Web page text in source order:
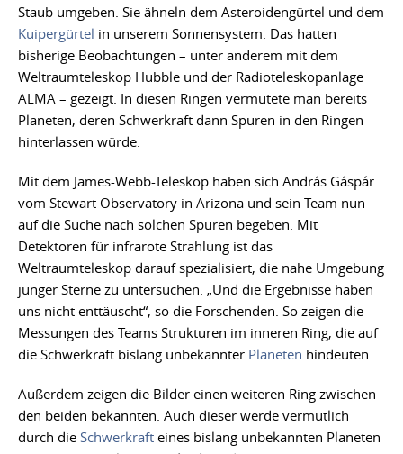
Staub umgeben. Sie ähneln dem Asteroidengürtel und dem
Kuipergürtel in unserem Sonnensystem. Das hatten
bisherige Beobachtungen – unter anderem mit dem
Weltraumteleskop Hubble und der Radioteleskopanlage
ALMA – gezeigt. In diesen Ringen vermutete man bereits
Planeten, deren Schwerkraft dann Spuren in den Ringen
hinterlassen würde.
Mit dem James-Webb-Teleskop haben sich András Gáspár
vom Stewart Observatory in Arizona und sein Team nun
auf die Suche nach solchen Spuren begeben. Mit
Detektoren für infrarote Strahlung ist das
Weltraumteleskop darauf spezialisiert, die nahe Umgebung
junger Sterne zu untersuchen. „Und die Ergebnisse haben
uns nicht enttäuscht“, so die Forschenden. So zeigen die
Messungen des Teams Strukturen im inneren Ring, die auf
die Schwerkraft bislang unbekannter Planeten hindeuten.
Außerdem zeigen die Bilder einen weiteren Ring zwischen
den beiden bekannten. Auch dieser werde vermutlich
durch die Schwerkraft eines bislang unbekannten Planeten